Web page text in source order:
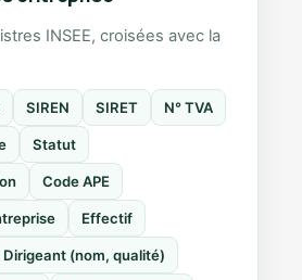
INSEE, croisées avec la
SIREN SIRET N° TVA
Statut
Code APE
Effectif
Dirigeant (nom, qualité)